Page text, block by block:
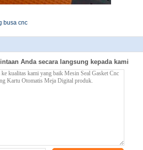
busa cnc
Anda secara langsung kepada kami